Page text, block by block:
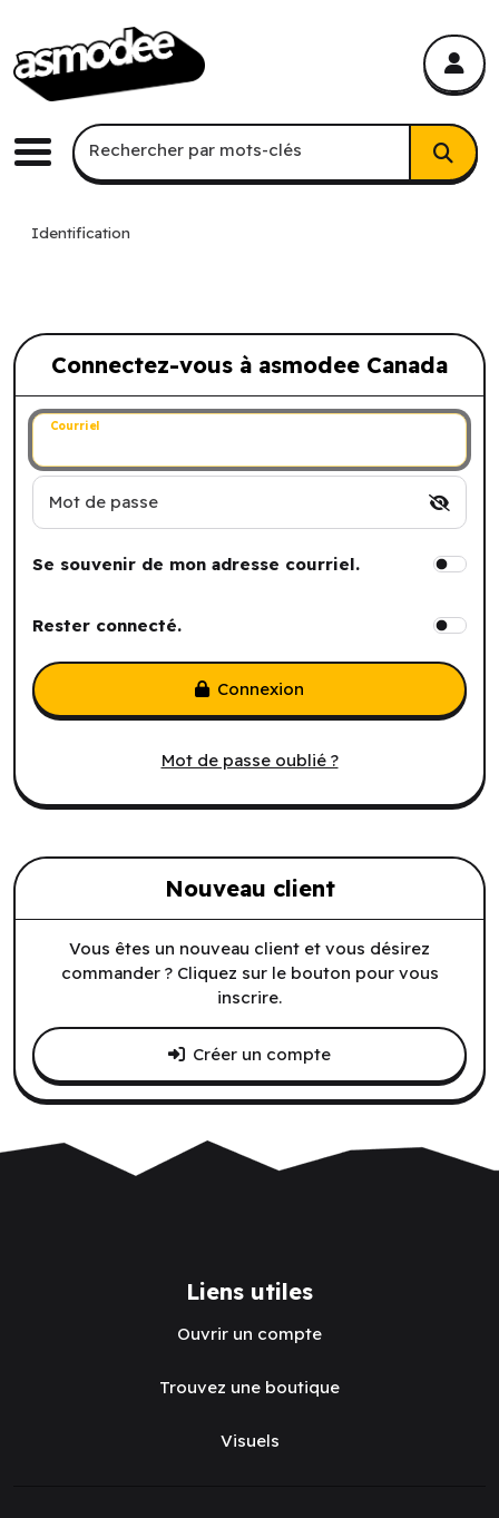
Menu
Recherche par mots-clés
Rechercher par mots-clés
Identification
Connectez-vous à asmodee Canada
Connectez-vous à asmodee Canada
Courriel
Mot de passe
Se souvenir de mon adresse courriel.
Rester connecté.
Mot de passe oublié ?
Connexion
Nouveau client
Vous êtes un nouveau client et vous désirez
commander ? Cliquez sur le bouton pour vous
inscrire.
Créer un compte
Liens utiles
Ouvrir un compte
Trouvez une boutique
Visuels